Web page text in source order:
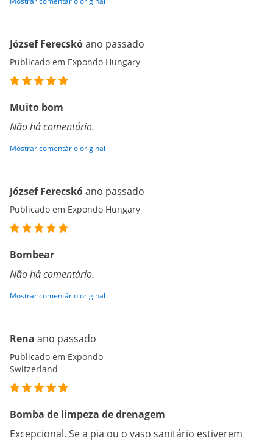
József Ferecskóano passado
Publicado em Expondo Hungary
Muito bom
Não há comentário.
Mostrar comentário original
József Ferecskóano passado
Publicado em Expondo Hungary
Bombear
Não há comentário.
Mostrar comentário original
Rena ano passado
Publicado em Expondo
Switzerland
Bomba de limpeza de drenagem
Excepcional. Se a pia ou o vaso sanitário estiverem